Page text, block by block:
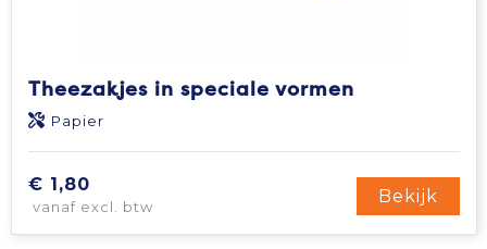
Theezakjes in speciale vormen
Papier
€ 1,80
vanaf excl. btw
Bekijk